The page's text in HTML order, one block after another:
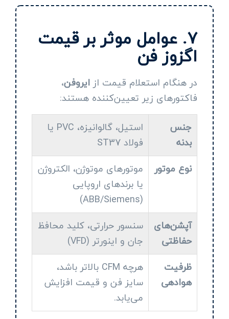
۷. عوامل موثر بر قیمت
اگزوز فن
در هنگام استعلام قیمت از ایروفن،
فاکتورهای زیر تعیین‌کننده هستند:
جنس
بدنه
استیل، گالوانیزه، PVC یا
فولاد ST37
نوع موتور
موتورهای موتوژن، الکتروژن
یا برندهای اروپایی
(ABB/Siemens)
آپشن‌های
حفاظتی
سنسور حرارتی، کلید محافظ
جان و اینورتر (VFD)
ظرفیت
هوادهی
هرچه CFM بالاتر باشد،
سایز فن و قیمت افزایش
می‌یابد.